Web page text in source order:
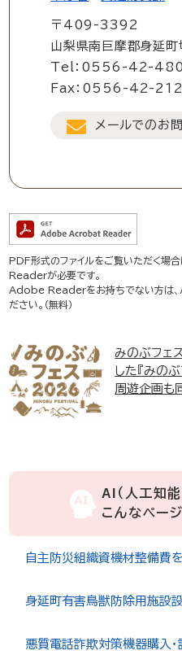
〒409-3392
山梨県南巨摩郡身延
Tel：0556-42-
Fax：0556-42-
メールでのお
PDF形式のファイルをご覧いただく
Readerが必要です。
Adobe Readerをお持ちでない方は、
ださい。（無料）
みのぶフェ
した『みの
周遊企画も
AI（人工知能
こんなペー
自主防災組織資機材整備費
身延町有害鳥獣防除用施設
悪質電話詐欺対策機器購入